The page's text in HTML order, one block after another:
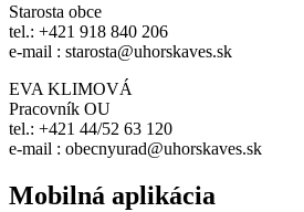
Starosta obce
tel.: +421 918 840 206
e-mail : starosta@uhorskaves.sk
EVA KLIMOVÁ
Pracovník OU
tel.: +421 44/52 63 120
e-mail : obecnyurad@uhorskaves.sk
Mobilná aplikácia